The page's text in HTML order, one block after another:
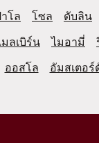
าโล โซล ดับลิน
มลเบิร์น ไมอามี่
ออสโล อัมสเตอร์